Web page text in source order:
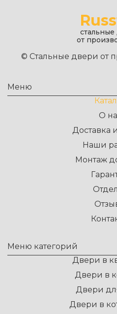
от
© Стальные двери от
Меню
О
Доставка
Наши
Монтаж
Меню категорий
Двери в
Двери в
Двери
Двери в